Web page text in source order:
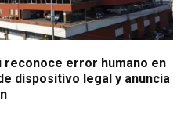
reconoce error humano en
dispositivo legal y anuncia